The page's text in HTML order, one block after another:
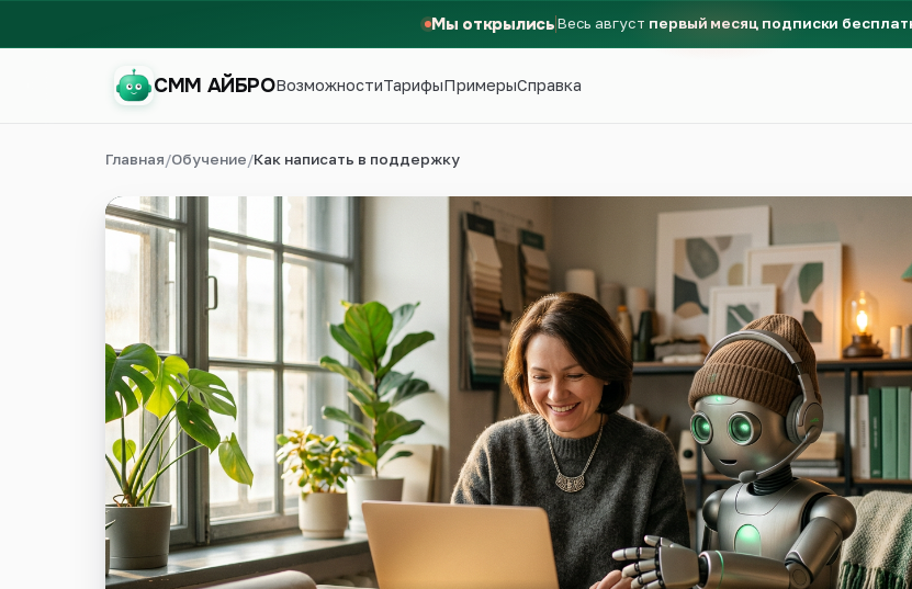
Мы открылисьВесь август первый месяц подписки
СММ АЙБРОВозможностиТарифыПримерыСправка
СММ АЙБРО
Первый месяц бесплатно
Войти
Главная/Обучение/Как написать в поддержку